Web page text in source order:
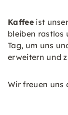
Kaffeeist
bleiben rastlos
Tag, um uns
erweitern und
Wir freuen uns